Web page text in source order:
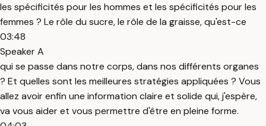
les spécificités pour les hommes et les spécificités pour les
femmes ? Le rôle du sucre, le rôle de la graisse, qu'est-ce
03:48
Speaker A
qui se passe dans notre corps, dans nos différents organes
? Et quelles sont les meilleures stratégies appliquées ? Vous
allez avoir enfin une information claire et solide qui, j'espère,
va vous aider et vous permettre d'être en pleine forme.